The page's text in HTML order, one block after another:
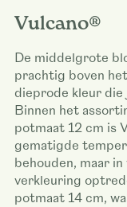
Vulcano®
De middelgrote
prachtig boven
dieprode kleur die
Binnen het
potmaat 12 cm is
gematigde
behouden, maar
verkleuring
potmaat 14 cm,